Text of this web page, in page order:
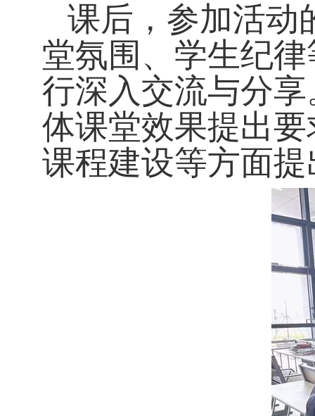
课后，参加活动
堂氛围、学生纪
行深入交流与分
体课堂效果提出
课程建设等方面